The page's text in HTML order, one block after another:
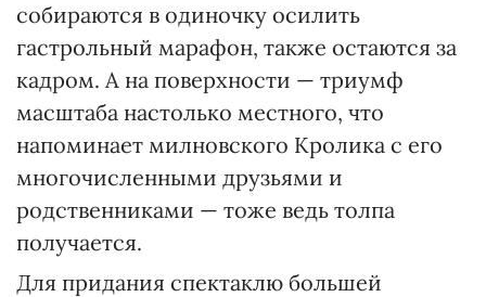
собираются в одиночку осилить
гастрольный марафон, также остаются за
кадром. А на поверхности — триумф
масштаба настолько местного, что
напоминает милновского Кролика с его
многочисленными друзьями и
родственниками — тоже ведь толпа
получается.
Для придания спектаклю большей